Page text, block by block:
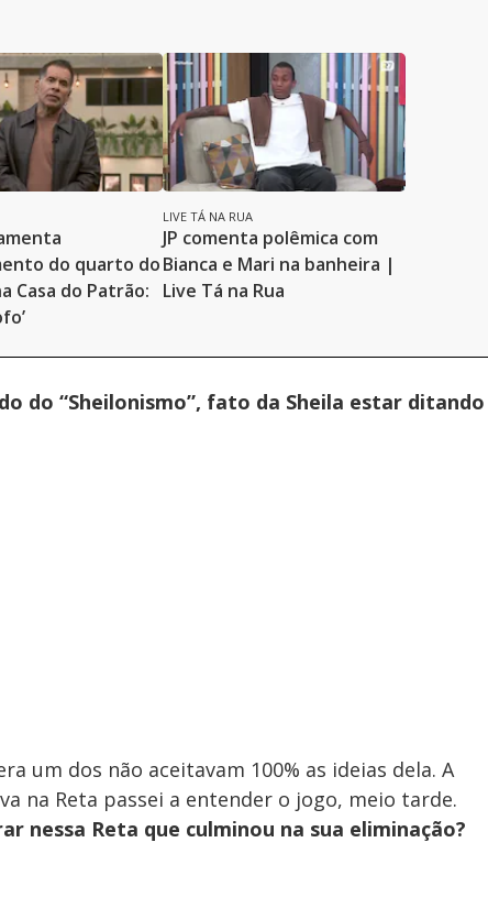
do quarto do
Casa do Patrão:
LIVE TÁ NA RUA
JP comenta polêmica com
Bianca e Mari na banheira |
Live Tá na Rua
do “Sheilonismo”, fato da Sheila estar ditando
um dos não aceitavam 100% as ideias dela. A
na Reta passei a entender o jogo, meio tarde.
nessa Reta que culminou na sua eliminação?